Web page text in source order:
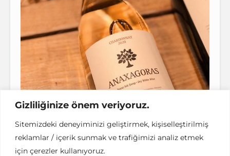
Gizliliğinize önem veriyoruz.
Sitemizdeki deneyiminizi geliştirmek, kişiselleştirilmiş
reklamlar / içerik sunmak ve trafiğimizi analiz etmek
için çerezler kullanıyoruz.
Türkiye’nin Şarap Üreticileri